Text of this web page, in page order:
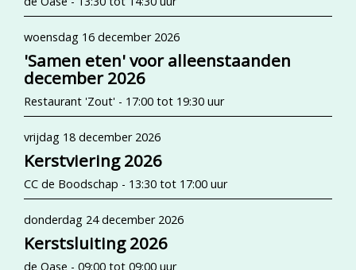
woensdag 16 december 2026
'Samen eten' voor alleenstaanden
december 2026
Restaurant 'Zout' - 17:00 tot 19:30 uur
vrijdag 18 december 2026
Kerstviering 2026
CC de Boodschap - 13:30 tot 17:00 uur
donderdag 24 december 2026
Kerstsluiting 2026
de Oase - 09:00 tot 09:00 uur